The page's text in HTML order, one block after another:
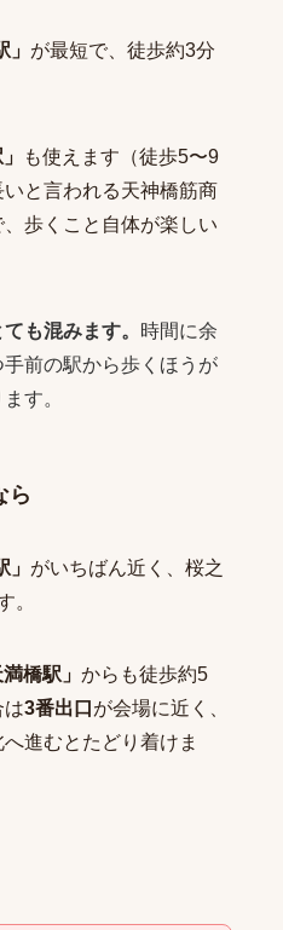
が最短で、徒歩約3分
も使えます（徒歩5〜9
と言われる天神橋筋商
歩くこと自体が楽しい
も混みます。 時間に余
前の駅から歩くほうが
す。
ら
がいちばん近く、桜之
。
橋駅」 からも徒歩約5
は3番出口 が会場に近く、
進むとたどり着けま